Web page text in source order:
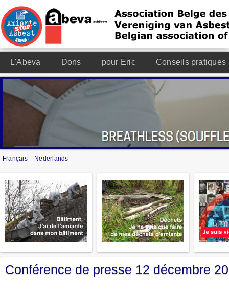
L'Abeva Dons pour Eric Conseils pratiques
Français Nederlands
Conférence de presse 12 décembre